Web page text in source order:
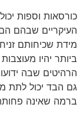
כורסאות וספות
העיקריים שבהם
מידת שכיחותם
ביותר יהיו
הרהיטים שבה
גם הבד יכול לתת
ברמה שאינה